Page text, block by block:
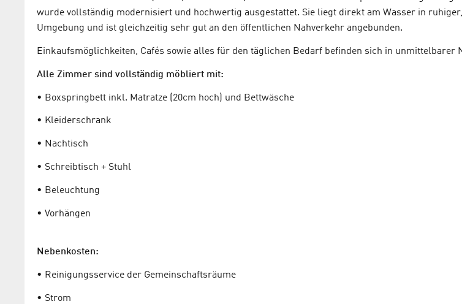
wurde vollständig modernisiert und hochwertig ausgestattet. Sie liegt direkt am Wasser in
Umgebung und ist gleichzeitig sehr gut an den öffentlichen Nahverkehr angebunden.
Einkaufsmöglichkeiten, Cafés sowie alles für den täglichen Bedarf befinden sich in unmittelbarer
Alle Zimmer sind vollständig möbliert mit:
• Boxspringbett inkl. Matratze (20cm hoch) und Bettwäsche
• Kleiderschrank
• Nachtisch
• Schreibtisch + Stuhl
• Beleuchtung
• Vorhängen
Nebenkosten:
• Reinigungsservice der Gemeinschaftsräume
• Strom